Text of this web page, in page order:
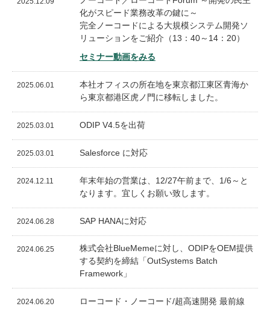
化がスピード業務改革の鍵に～
完全ノーコードによる大規模システム開発ソ
リューションをご紹介（13：40～14：20）
セミナー動画をみる
2025.06.01
本社オフィスの所在地を東京都江東区青海か
ら東京都港区虎ノ門に移転しました。
2025.03.01 ODIP V4.5を出荷
2025.03.01 Salesforce に対応
2024.12.11
年末年始の営業は、12/27午前まで、1/6～と
なります。宜しくお願い致します。
2024.06.28 SAP HANAに対応
2024.06.25
株式会社BlueMemeに対し、ODIPをOEM提供
する契約を締結「OutSystems Batch
Framework」
2024.06.20
ローコード・ノーコード/超高速開発 最前線